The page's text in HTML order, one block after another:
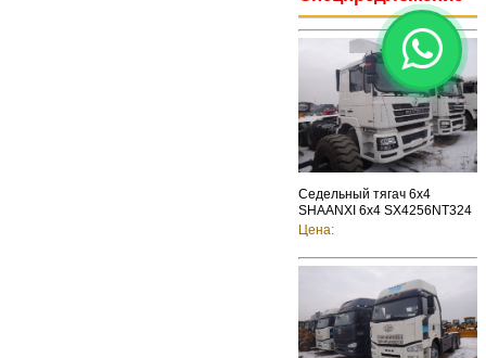
Седельный тягач 6x4
SHAANXI 6x4 SX4256NT324
Цена: